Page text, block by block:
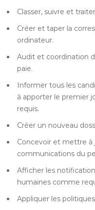
Classer, suivre et
Créer et taper la
ordinateur.
Audit et coordination
paie.
Informer tous les
à apporter le premier
requis.
Créer un nouveau
Concevoir et mettre à
communications du
Afficher les
humaines comme
Appliquer les